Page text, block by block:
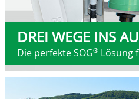
DREI WEGE INS
Die perfekte SOG®Lösung